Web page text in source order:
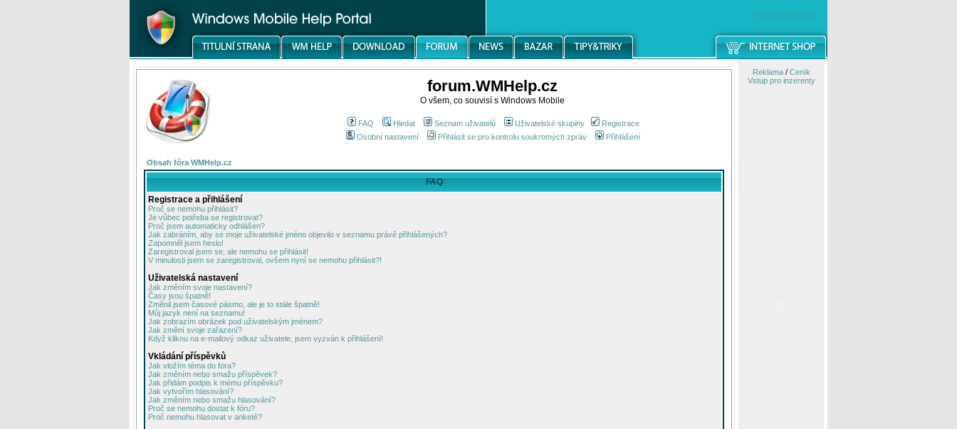
windowsmobile.cz
forum.WMHelp.cz
O všem, co souvisí s Windows Mobile
FAQ Hledat Seznam uživatelů Uživatelské skupiny
Registrace
Osobní nastavení
Přihlásit se pro kontrolu soukromých zpráv Přihlášení
Obsah fóra WMHelp.cz
FAQ
Registrace a přihlášení
Proč se nemohu přihlásit?
Je vůbec potřeba se registrovat?
Proč jsem automaticky odhlášen?
Jak zabráním, aby se moje uživatelské jméno objevilo v seznamu právě přihlášených?
Zapomněl jsem heslo!
Zaregistroval jsem se, ale nemohu se přihlásit!
V minulosti jsem se zaregistroval, ovšem nyní se nemohu přihlásit?!
Uživatelská nastavení
Jak změním svoje nastavení?
Časy jsou špatně!
Změnil jsem časové pásmo, ale je to stále špatně!
Můj jazyk není na seznamu!
Jak zobrazím obrázek pod uživatelským jménem?
Jak změní svoje zařazení?
Když kliknu na e-mailový odkaz uživatele, jsem vyzván k přihlášení!
Vkládání příspěvků
Jak vložím téma do fóra?
Jak změním nebo smažu příspěvek?
Jak přidám podpis k mému příspěvku?
Jak vytvořím hlasování?
Jak změním nebo smažu hlasování?
Proč se nemohu dostat k fóru?
Proč nemohu hlasovat v anketě?
Reklama/ Ceník
Vstup pro inzerenty